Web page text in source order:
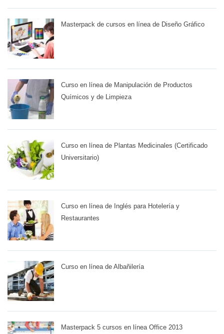
Masterpack de cursos en línea de Diseño Gráfico
Curso en línea de Manipulación de Productos
Químicos y de Limpieza
Curso en línea de Plantas Medicinales (Certificado
Universitario)
Curso en línea de Inglés para Hotelería y
Restaurantes
Curso en línea de Albañilería
Masterpack 5 cursos en línea Office 2013